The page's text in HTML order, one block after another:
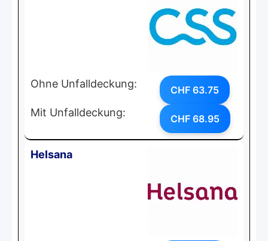
Ohne Unfalldeckung: CHF 63.75
Mit Unfalldeckung: CHF 68.95
Helsana